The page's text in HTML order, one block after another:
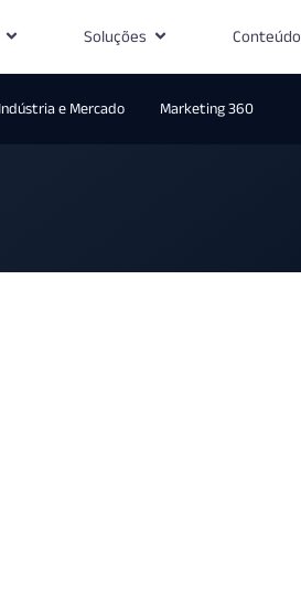
Soluções Conteúdo
Indústria e Mercado Marketing 360